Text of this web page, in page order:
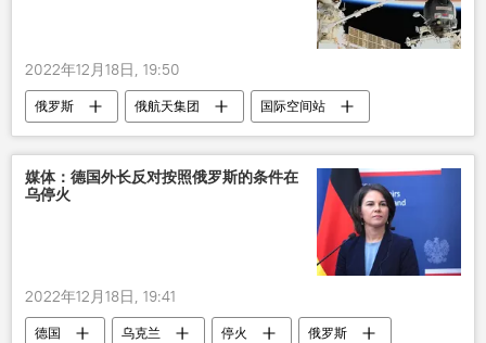
2022年12月18日, 19:50
俄罗斯 俄航天集团
国际空间站
飞船
陨石
媒体：德国外长反对按照俄罗斯的条件在
乌停火
2022年12月18日, 19:41
德国 乌克兰 停火 俄罗斯